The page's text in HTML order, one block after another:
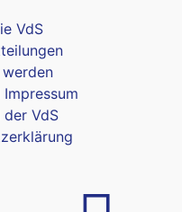
VdS
VdS